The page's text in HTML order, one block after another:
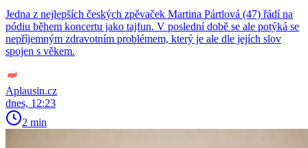
Jedna z nejlepších českých zpěvaček Martina Pártlová (47) řádí na
pódiu během koncertu jako tajfun. V poslední době se ale potýká se
nepříjemným zdravotním problémem, který je ale dle jejích slov
spojen s věkem.
Aplausin.cz
dnes, 12:23
2 min